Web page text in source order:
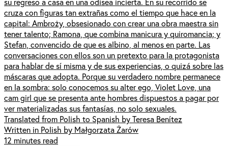
cruza con figuras tan extrañas como el tiempo que hace en la
capital: Ambroży, obsesionado con crear una obra maestra sin
tener talento; Ramona, que combina manicura y quiromancia; y
Stefan, convencido de que es albino, al menos en parte. Las
conversaciones con ellos son un pretexto para la protagonista
para hablar de sí misma y de sus experiencias, o quizá sobre las
máscaras que adopta. Porque su verdadero nombre permanece
en la sombra: solo conocemos su alter ego, Violet Love, una
cam girl que se presenta ante hombres dispuestos a pagar por
ver materializadas sus fantasías, no solo sexuales.
Translated from Polish to Spanish by Teresa Benítez
Written in Polish by Małgorzata Żarów
12 minutes read